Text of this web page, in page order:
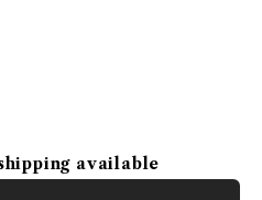
available